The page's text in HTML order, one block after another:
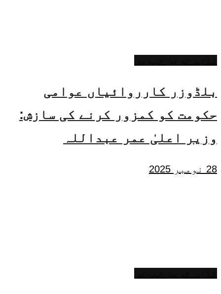
بلڈوزر کارروائیاں عوامی
حکومت کو کمزور کرنے کی سازش:
وزیر اعلیٰ عمر عبداللہ
28 نومبر 2025